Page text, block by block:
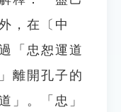
，在〔中
「忠恕運道
離開孔子的
」。「忠」